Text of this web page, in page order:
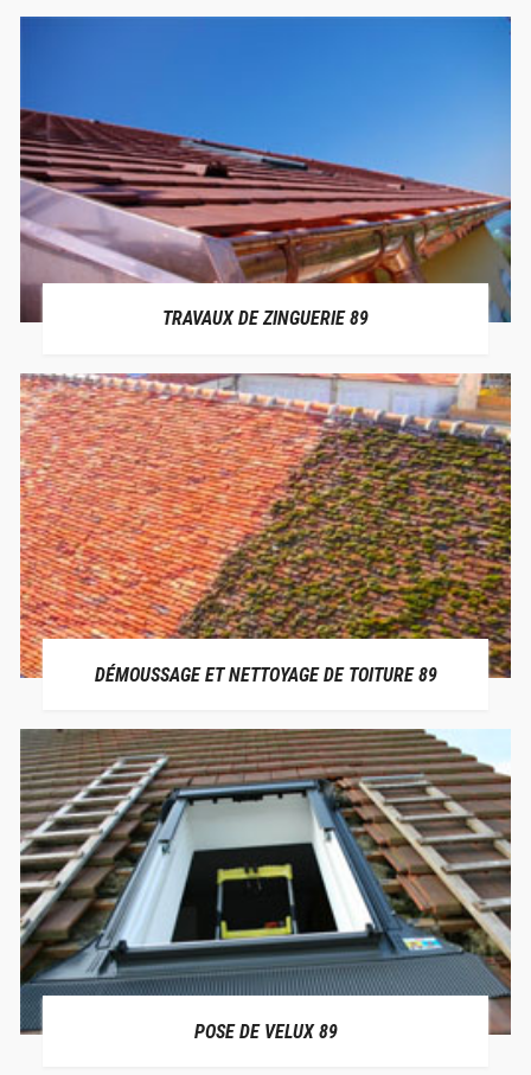
TRAVAUX DE ZINGUERIE 89
DÉMOUSSAGE ET NETTOYAGE DE TOITURE 89
POSE DE VELUX 89